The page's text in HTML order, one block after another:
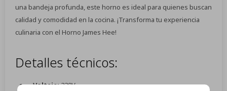
una bandeja profunda, este horno es ideal para quienes buscan
calidad y comodidad en la cocina. ¡Transforma tu experiencia
culinaria con el Horno James Hee!
Detalles técnicos:
Voltaje:220V